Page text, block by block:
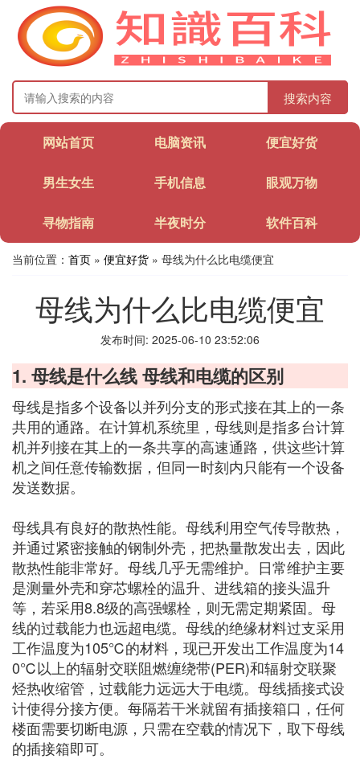
搜索内容
网站首页 电脑资讯 便宜好货
男生女生 手机信息 眼观万物
寻物指南 半夜时分 软件百科
当前位置： 首页 » 便宜好货 » 母线为什么比电缆便宜
母线为什么比电缆便宜
发布时间: 2025-06-10 23:52:06
1. 母线是什么线 母线和电缆的区别
母线是指多个设备以并列分支的形式接在其上的一条
共用的通路。在计算机系统里，母线则是指多台计算
机并列接在其上的一条共享的高速通路，供这些计算
机之间任意传输数据，但同一时刻内只能有一个设备
发送数据。
母线具有良好的散热性能。母线利用空气传导散热，
并通过紧密接触的钢制外壳，把热量散发出去，因此
散热性能非常好。母线几乎无需维护。日常维护主要
是测量外壳和穿芯螺栓的温升、进线箱的接头温升
等，若采用8.8级的高强螺栓，则无需定期紧固。母
线的过载能力也远超电缆。母线的绝缘材料过支采用
工作温度为105℃的材料，现已开发出工作温度为14
0℃以上的辐射交联阻燃缠绕带(PER)和辐射交联聚
烃热收缩管，过载能力远远大于电缆。母线插接式设
计使得分接方便。每隔若干米就留有插接箱口，任何
楼面需要切断电源，只需在空载的情况下，取下母线
的插接箱即可。